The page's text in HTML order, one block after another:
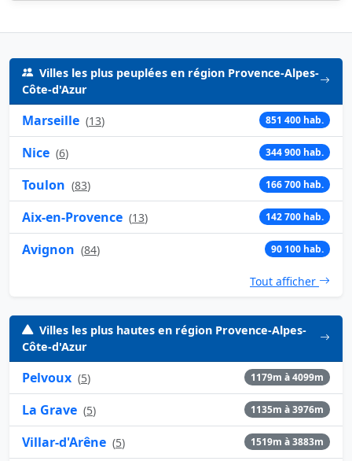
Villes les plus peuplées en région Provence-Alpes-
Côte-d'Azur
Marseille (13) 851 400 hab.
Nice (6) 344 900 hab.
Toulon (83) 166 700 hab.
Aix-en-Provence (13) 142 700 hab.
Avignon (84) 90 100 hab.
Tout afficher
Villes les plus hautes en région Provence-Alpes-
Côte-d'Azur
Pelvoux (5) 1179m à 4099m
La Grave (5) 1135m à 3976m
Villar-d'Arêne (5) 1519m à 3883m